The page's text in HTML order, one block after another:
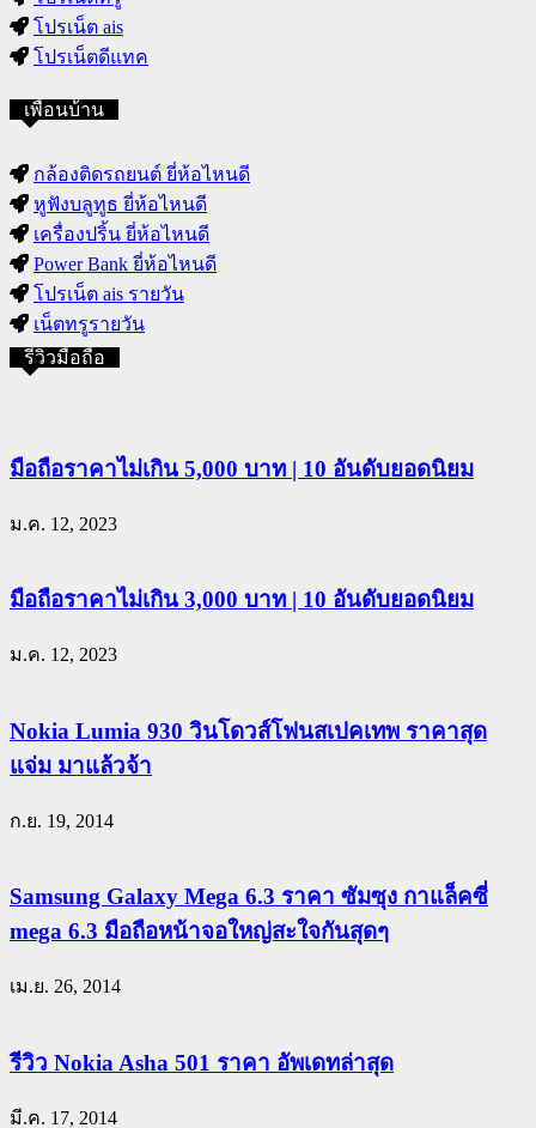
โปรเน็ต ais
โปรเน็ตดีแทค
เพื่อนบ้าน
กล้องติดรถยนต์ ยี่ห้อไหนดี
หูฟังบลูทูธ ยี่ห้อไหนดี
เครื่องปริ้น ยี่ห้อไหนดี
Power Bank ยี่ห้อไหนดี
โปรเน็ต ais รายวัน
เน็ตทรูรายวัน
รีวิวมือถือ
มือถือราคาไม่เกิน 5,000 บาท | 10 อันดับยอดนิยม
ม.ค. 12, 2023
มือถือราคาไม่เกิน 3,000 บาท | 10 อันดับยอดนิยม
ม.ค. 12, 2023
Nokia Lumia 930 วินโดวส์โฟนสเปคเทพ ราคาสุด
แจ่ม มาแล้วจ้า
ก.ย. 19, 2014
Samsung Galaxy Mega 6.3 ราคา ซัมซุง กาแล็คซี่
mega 6.3 มือถือหน้าจอใหญ่สะใจกันสุดๆ
เม.ย. 26, 2014
รีวิว Nokia Asha 501 ราคา อัพเดทล่าสุด
มี.ค. 17, 2014